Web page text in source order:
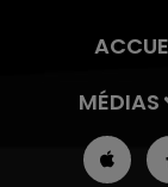
MÉDIAS